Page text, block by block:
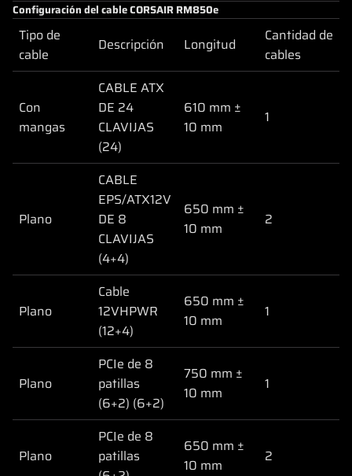
Configuración del cable CORSAIR RM850e
Tipo de
cable
Descripción Longitud
Cantidad de
cables
Con
mangas
CABLE ATX
DE 24
CLAVIJAS
(24)
610 mm ±
10 mm
1
Plano
CABLE
EPS/ATX12V
DE 8
CLAVIJAS
(4+4)
650 mm ±
10 mm
2
Plano
Cable
12VHPWR
(12+4)
650 mm ±
10 mm
1
Plano
PCIe de 8
patillas
(6+2) (6+2)
750 mm ±
10 mm
1
Plano
PCIe de 8
patillas
650 mm ±
10 mm
2